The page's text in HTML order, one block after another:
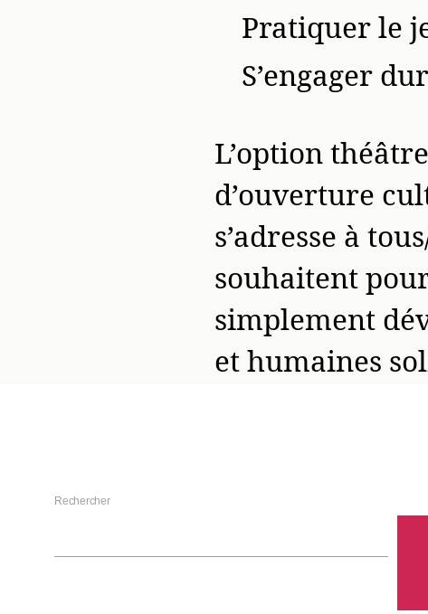
Pratiquer le
S’engager
L’option
d’ouverture
s’adresse à
souhaitent
simplement
et humaines
Rechercher